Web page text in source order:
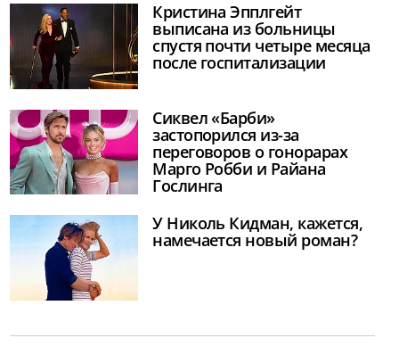
Кристина Эпплгейт
выписана из больницы
спустя почти четыре месяца
после госпитализации
Сиквел «Барби»
застопорился из-за
переговоров о гонорарах
Марго Робби и Райана
Гослинга
У Николь Кидман, кажется,
намечается новый роман?